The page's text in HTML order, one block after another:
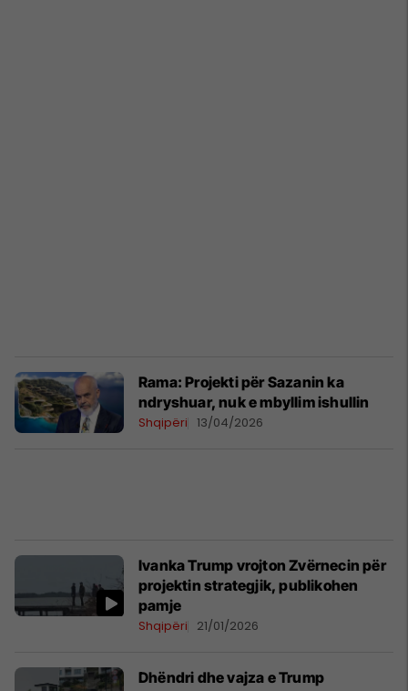
Rama: Projekti për Sazanin ka
ndryshuar, nuk e mbyllim ishullin
Shqipëri 13/04/2026
Ivanka Trump vrojton Zvërnecin për
projektin strategjik, publikohen
pamje
Shqipëri 21/01/2026
Dhëndri dhe vajza e Trump